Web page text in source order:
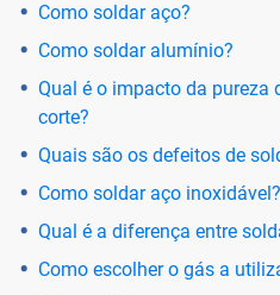
Como soldar aço?
Como soldar alumínio?
Qual é o impacto da pureza
corte?
Quais são os defeitos de
Como soldar aço inoxidável?
Qual é a diferença entre
Como escolher o gás a